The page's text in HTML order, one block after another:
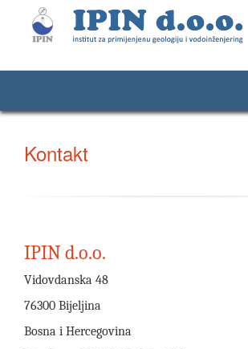
Kontakt
IPIN d.o.o.
Vidovdanska 48
76300 Bijeljina
Bosna i Hercegovina